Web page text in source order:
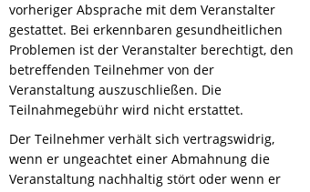
vorheriger Absprache mit dem Veranstalter
gestattet. Bei erkennbaren gesundheitlichen
Problemen ist der Veranstalter berechtigt, den
betreffenden Teilnehmer von der
Veranstaltung auszuschließen. Die
Teilnahmegebühr wird nicht erstattet.
Der Teilnehmer verhält sich vertragswidrig,
wenn er ungeachtet einer Abmahnung die
Veranstaltung nachhaltig stört oder wenn er